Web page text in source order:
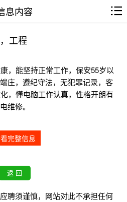
息内容
工程
，能坚持正常工作，保安55岁以
庄，遵纪守法，无犯罪记录，客
，懂电脑工作认真，性格开朗有
维修。
完整信息
聘须谨慎，网站对此不承担任何